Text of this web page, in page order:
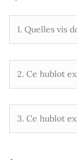
1. Quelles vis
2. Ce hublot
3. Ce hublot